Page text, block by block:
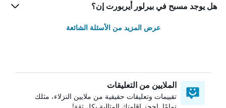
هل يوجد مسبح في بيرلور أيربورت إن؟
عرض المزيد من الأسئلة الشائعة
الملايين من التعليقات
تقييمات وتعليقات حقيقية من ملايين النزلاء، مثلك
تمامًا. احجز إقامتك المثالية بكل ثقة!